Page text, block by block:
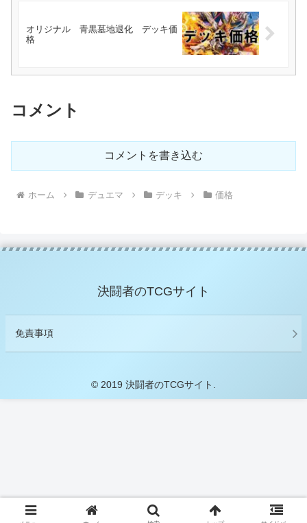
オリジナル 青黒墓地退化 デッキ価
格
コメント
コメントを書き込む
ホーム デュエマ デッキ 価格
決闘者のTCGサイト
免責事項
© 2019 決闘者のTCGサイト.